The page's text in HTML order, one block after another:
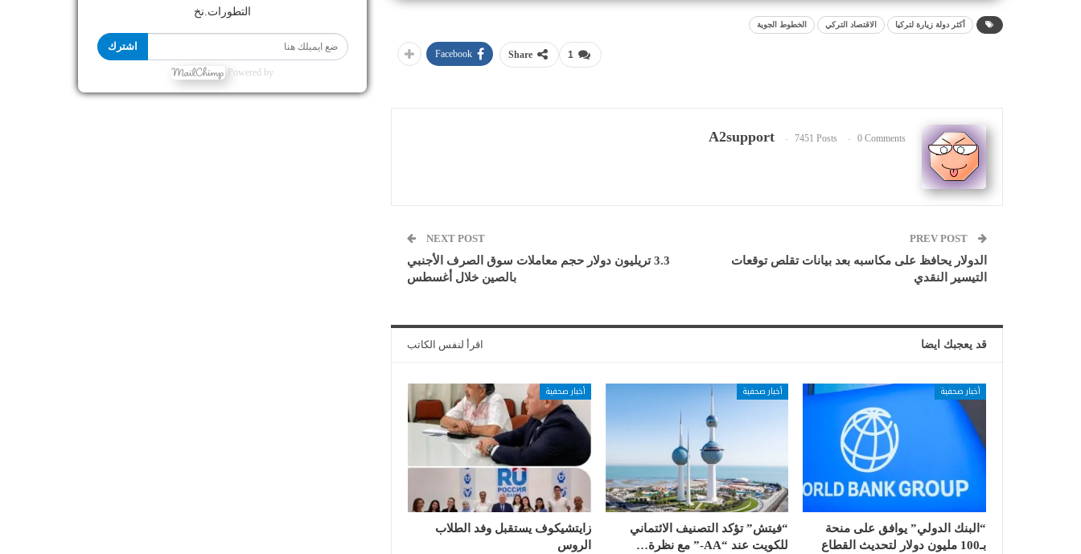
أكثر دولة زيارة لتركيا الاقتصاد التركي الخطوط الجوية
1
Share
Facebook
A2support 7451 Posts 0 Comments
الدولار يحافظ على مكاسبه بعد بيانات تقلص توقعات
التيسير النقدي
NEXT POST
3.3 تريليون دولار حجم معاملات سوق الصرف الأجنبي
بالصين خلال أغسطس
قد يعجبك ايضا اقرأ لنفس الكاتب
أخبار صحفية
“البنك الدولي” يوافق على منحة
بـ100 مليون دولار لتحديث القطاع
أخبار صحفية
“فيتش” تؤكد التصنيف الائتماني
للكويت عند “AA-” مع نظرة…
أخبار صحفية
زايتشيكوف يستقبل وفد الطلاب
الروس
التطورات.نخ
اشترك
Powered by